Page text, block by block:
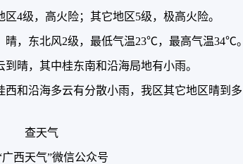
4级，高火险；其它地区5级，极高火险。
晴，东北风2级，最低气温23℃，最高气温34℃。
晴，其中桂东南和沿海局地有小雨。
西和沿海多云有分散小雨，我区其它地区晴到多
查天气
广西天气”微信公众号